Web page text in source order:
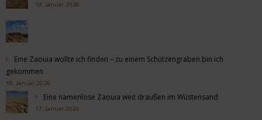
19. Januar 2026
Eine Zaouia wollte ich finden – zu einem Schützengraben bin ich
gekommen
18. Januar 2026
Eine namenlose Zaouia weit draußen im Wüstensand
17. Januar 2026